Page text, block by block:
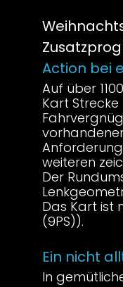
Action bei
Auf über
Kart
weiteren
Der
Das Kart ist
(9PS)).
Ein nicht
In